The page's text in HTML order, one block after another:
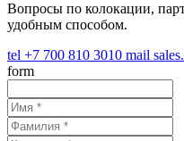
Вопросы по колокации,
удобным способом.
tel +7 700 810 3010 mail
form